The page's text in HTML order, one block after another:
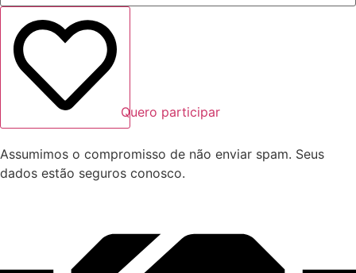
Quero participar
Assumimos o compromisso de não enviar spam. Seus
dados estão seguros conosco.